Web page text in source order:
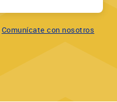
Comunícate con nosotros